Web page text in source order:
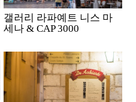
갤러리 라파예트 니스 마
세나 & CAP 3000